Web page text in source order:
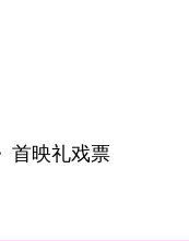
首映礼戏票